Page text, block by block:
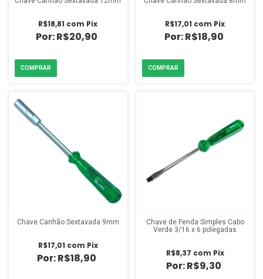
R$20,90
R$18,81 com Pix
R$18,90
R$17,01 com Pix
Chave Canhão Sextavada 9mm
R$18,90
R$17,01 com Pix
Chave de Fenda Simples Cabo
Verde 3/16 x 6 polegadas
R$9,30
R$8,37 com Pix